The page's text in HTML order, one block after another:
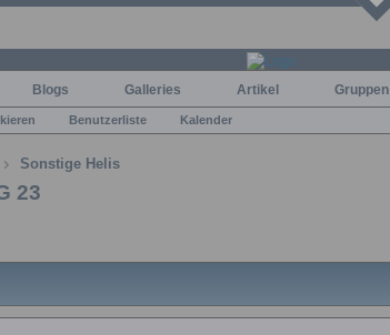
Blogs Galleries Artikel Gruppen
Benutzerliste Kalender
Sonstige Helis
23